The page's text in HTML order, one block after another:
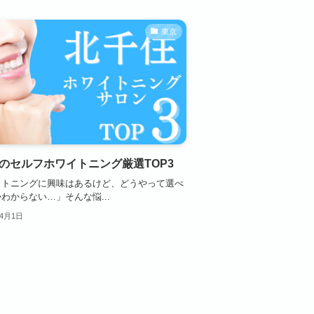
東京
セルフホワイトニング厳選TOP3
ニングに興味はあるけど、どうやって選べ
わからない…」そんな悩...
月1日